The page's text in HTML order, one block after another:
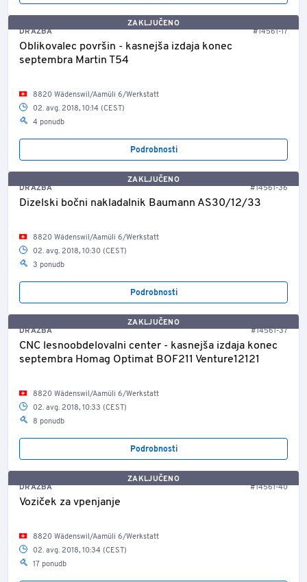
ZAKLJUČENO
DRAŽBA
#14561-17
Oblikovalec površin - kasnejša izdaja konec
septembra Martin T54
8820 Wädenswil/Aamüli 6/Werkstatt
02. avg. 2018, 10:14 (CEST)
4 ponudb
Podrobnosti
ZAKLJUČENO
DRAŽBA
#14561-36
Dizelski bočni nakladalnik Baumann AS30/12/33
8820 Wädenswil/Aamüli 6/Werkstatt
02. avg. 2018, 10:30 (CEST)
3 ponudb
Podrobnosti
ZAKLJUČENO
DRAŽBA
#14561-37
CNC lesnoobdelovalni center - kasnejša izdaja konec
septembra Homag Optimat BOF211 Venture12121
8820 Wädenswil/Aamüli 6/Werkstatt
02. avg. 2018, 10:33 (CEST)
8 ponudb
Podrobnosti
ZAKLJUČENO
DRAŽBA
#14561-40
Voziček za vpenjanje
8820 Wädenswil/Aamüli 6/Werkstatt
02. avg. 2018, 10:34 (CEST)
17 ponudb